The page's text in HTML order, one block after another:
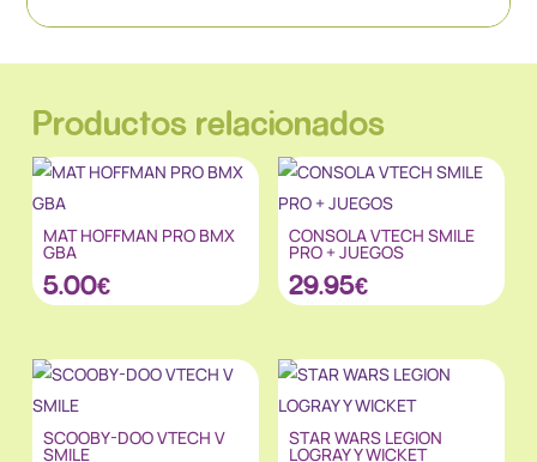
Productos relacionados
MAT HOFFMAN PRO BMX
GBA
5.00€
CONSOLA VTECH SMILE
PRO + JUEGOS
29.95€
SCOOBY-DOO VTECH V
SMILE
STAR WARS LEGION
LOGRAY Y WICKET